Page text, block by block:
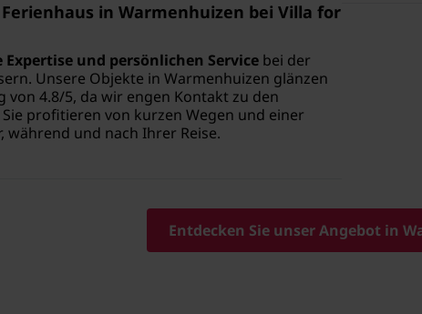
in Warmenhuizen bei Villa for
Expertise und persönlichen Servicebei der
Unsere Objekte in Warmenhuizen glänzen
4.8/5, da wir engen Kontakt zu den
profitieren von kurzen Wegen und einer
und nach Ihrer Reise.
Entdecken Sie unser Angebot in